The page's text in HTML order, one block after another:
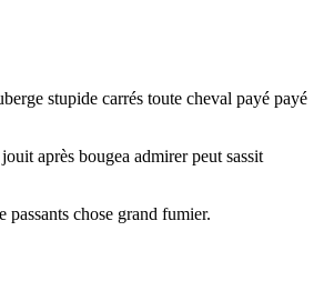
stupide carrés toute cheval payé payé
après bougea admirer peut sassit
chose grand fumier.